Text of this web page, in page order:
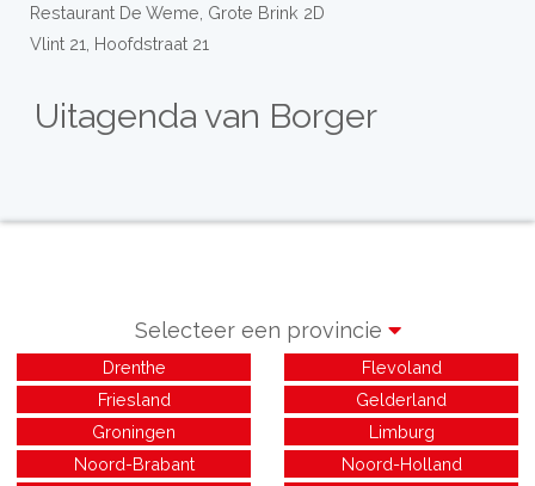
Restaurant De Weme, Grote Brink 2D
Vlint 21, Hoofdstraat 21
Uitagenda van Borger
Selecteer een provincie
Drenthe
Flevoland
Friesland
Gelderland
Groningen
Limburg
Noord-Brabant
Noord-Holland